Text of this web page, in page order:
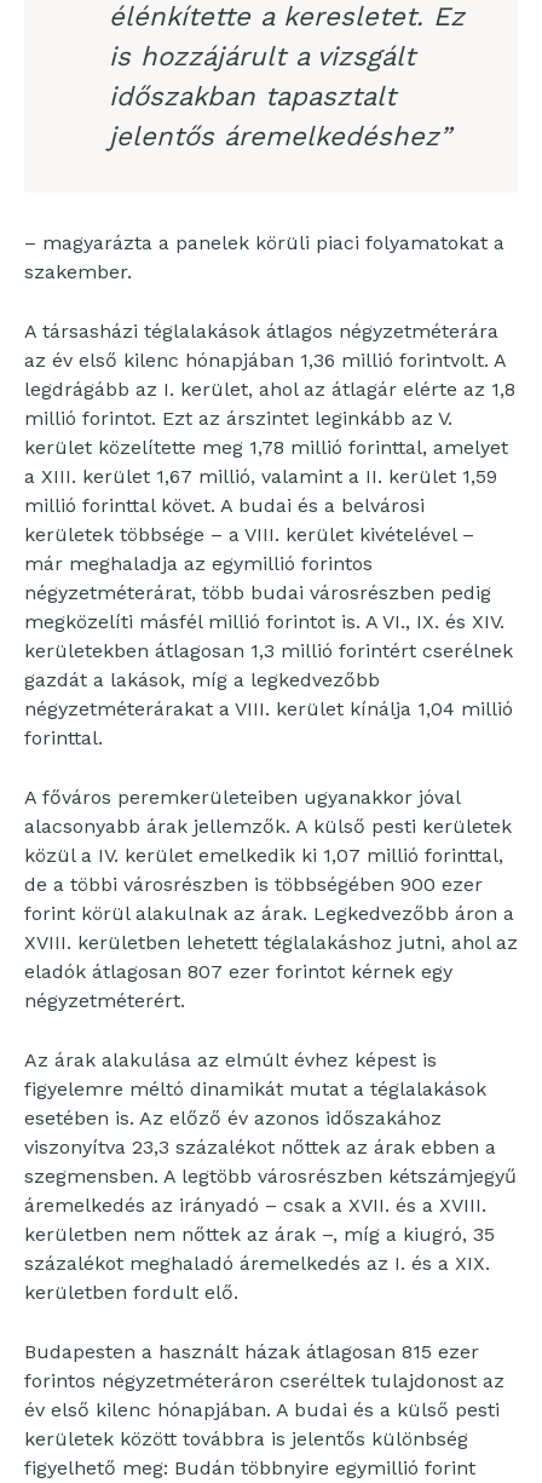
élénkítette a keresletet. Ez
is hozzájárult a vizsgált
időszakban tapasztalt
jelentős áremelkedéshez”
– magyarázta a panelek körüli piaci folyamatokat a
szakember.
A társasházi téglalakások átlagos négyzetméterára
az év első kilenc hónapjában 1,36 millió forintvolt. A
legdrágább az I. kerület, ahol az átlagár elérte az 1,8
millió forintot. Ezt az árszintet leginkább az V.
kerület közelítette meg 1,78 millió forinttal, amelyet
a XIII. kerület 1,67 millió, valamint a II. kerület 1,59
millió forinttal követ. A budai és a belvárosi
kerületek többsége – a VIII. kerület kivételével –
már meghaladja az egymillió forintos
négyzetméterárat, több budai városrészben pedig
megközelíti másfél millió forintot is. A VI., IX. és XIV.
kerületekben átlagosan 1,3 millió forintért cserélnek
gazdát a lakások, míg a legkedvezőbb
négyzetméterárakat a VIII. kerület kínálja 1,04 millió
forinttal.
A főváros peremkerületeiben ugyanakkor jóval
alacsonyabb árak jellemzők. A külső pesti kerületek
közül a IV. kerület emelkedik ki 1,07 millió forinttal,
de a többi városrészben is többségében 900 ezer
forint körül alakulnak az árak. Legkedvezőbb áron a
XVIII. kerületben lehetett téglalakáshoz jutni, ahol az
eladók átlagosan 807 ezer forintot kérnek egy
négyzetméterért.
Az árak alakulása az elmúlt évhez képest is
figyelemre méltó dinamikát mutat a téglalakások
esetében is. Az előző év azonos időszakához
viszonyítva 23,3 százalékot nőttek az árak ebben a
szegmensben. A legtöbb városrészben kétszámjegyű
áremelkedés az irányadó – csak a XVII. és a XVIII.
kerületben nem nőttek az árak –, míg a kiugró, 35
százalékot meghaladó áremelkedés az I. és a XIX.
kerületben fordult elő.
Budapesten a használt házak átlagosan 815 ezer
forintos négyzetméteráron cseréltek tulajdonost az
év első kilenc hónapjában. A budai és a külső pesti
kerületek között továbbra is jelentős különbség
figyelhető meg: Budán többnyire egymillió forint